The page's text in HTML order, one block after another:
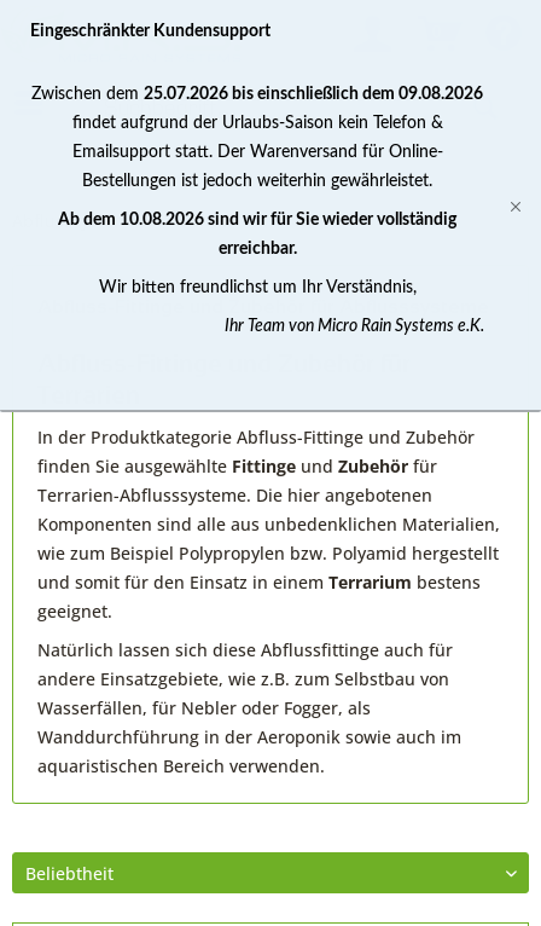
Abflusssysteme
In der Produktkategorie Abfluss-Fittinge und Zubehör
finden Sie ausgewählte Fittinge und Zubehör für
Terrarien-Abflusssysteme. Die hier angebotenen
Komponenten sind alle aus unbedenklichen Materialien,
wie zum Beispiel Polypropylen bzw. Polyamid hergestellt
und somit für den Einsatz in einem Terrarium bestens
geeignet.
Natürlich lassen sich diese Abflussfittinge auch für
andere Einsatzgebiete, wie z.B. zum Selbstbau von
Wasserfällen, für Nebler oder Fogger, als
Wanddurchführung in der Aeroponik sowie auch im
aquaristischen Bereich verwenden.
Eingeschränkter Kundensupport
Zwischen dem 25.07.2026 bis einschließlich dem 09.08.2026
findet aufgrund der Urlaubs-Saison kein Telefon &
Emailsupport statt. Der Warenversand für Online-
Bestellungen ist jedoch weiterhin gewährleistet.
Ab dem 10.08.2026 sind wir für Sie wieder vollständig
erreichbar.
Wir bitten freundlichst um Ihr Verständnis,
Ihr Team von Micro Rain Systems e.K.